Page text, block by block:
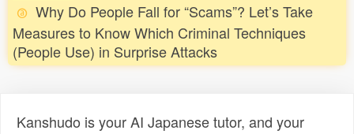
Why Do People Fall for “Scams”? Let’s Take
Measures to Know Which Criminal Techniques
(People Use) in Surprise Attacks
Kanshudo is your AI Japanese tutor, and your